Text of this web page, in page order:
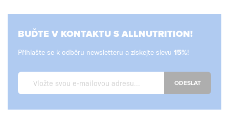
BUĎTE V KONTAKTU S ALLNUTRITION!
Přihlašte se k odběru newsletteru a získejte slevu !
ODESLAT